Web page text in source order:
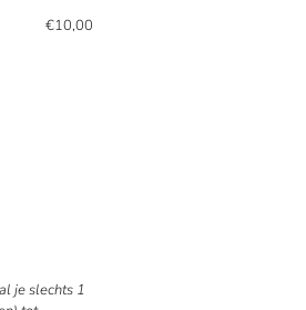
€10,00
je slechts 1